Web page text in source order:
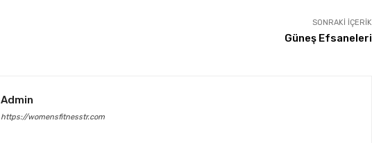
SONRAKI İÇERIK
Güneş Efsaneleri
Admin
https://womensfitnesstr.com